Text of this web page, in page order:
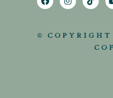
© COPYRIGHT